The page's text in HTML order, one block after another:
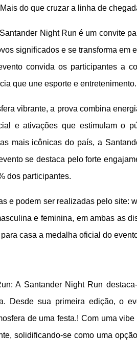
do que cruzar a linha de
Night Run é um convite
significados e se transforma em
convida os participantes a
que une esporte e entretenimento.
vibrante, a prova combina
e ativações que estimulam o
mais icônicas do país, a
se destaca pelo forte
dos participantes.
e podem ser realizadas pelo site:
e feminina, em ambas as
casa a medalha oficial do
A Santander Night Run
Desde sua primeira edição, o
de uma festa.! Com uma
solidificando-se como uma